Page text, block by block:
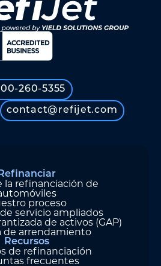
260-5355
contact@refijet.com
Refinanciar
la refinanciación de
proceso
servicio ampliados
de activos (GAP)
de arrendamiento
Recursos
de refinanciación
frecuentes